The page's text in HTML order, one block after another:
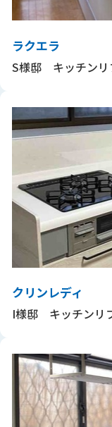
ラクエラ
S様邸 キッチンリ
クリンレディ
I様邸 キッチンリ